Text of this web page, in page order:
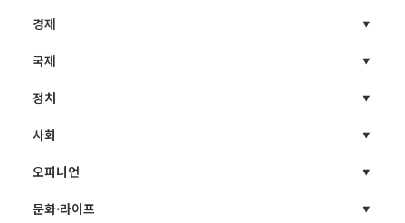
경제
국제
정치
사회
오피니언
문화·라이프